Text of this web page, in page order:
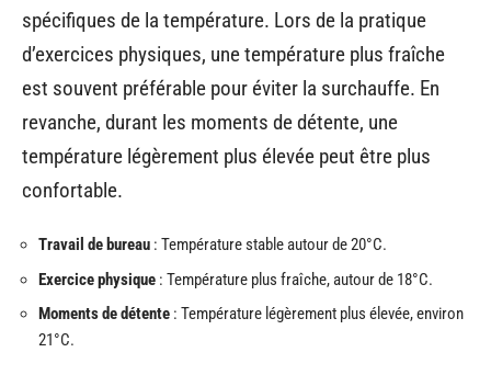
spécifiques de la température. Lors de la pratique
d’exercices physiques, une température plus fraîche
est souvent préférable pour éviter la surchauffe. En
revanche, durant les moments de détente, une
température légèrement plus élevée peut être plus
confortable.
Travail de bureau : Température stable autour de 20°C.
Exercice physique : Température plus fraîche, autour de 18°C.
Moments de détente : Température légèrement plus élevée, environ
21°C.